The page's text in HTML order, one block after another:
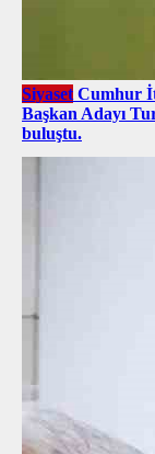
Siyaset Cumhur
Başkan Adayı
buluştu.